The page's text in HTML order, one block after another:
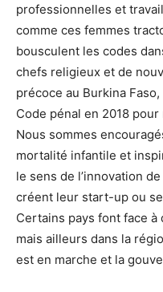
professionnelles et
comme ces femmes
bousculent les codes
chefs religieux et de
précoce au Burkina
Code pénal en 2018
Nous sommes
mortalité infantile et
le sens de l’innovation
créent leur start-up ou
Certains pays font face
mais ailleurs dans la
est en marche et la